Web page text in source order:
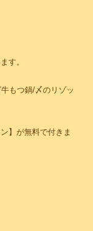
す。
もつ鍋/〆のリゾッ
】が無料で付きま